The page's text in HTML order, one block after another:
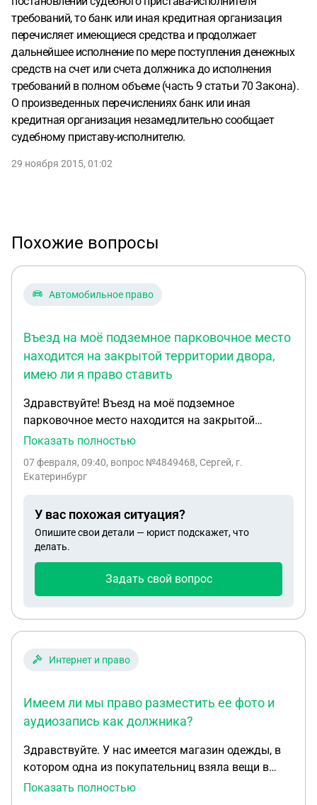
требований, то банк или иная кредитная организация
перечисляет имеющиеся средства и продолжает
дальнейшее исполнение по мере поступления денежных
средств на счет или счета должника до исполнения
требований в полном объеме (часть 9 статьи 70 Закона).
О произведенных перечислениях банк или иная
кредитная организация незамедлительно сообщает
судебному приставу-исполнителю.
29 ноября 2015, 01:02
Похожие вопросы
Автомобильное право
Въезд на моё подземное парковочное место
находится на закрытой территории двора,
имею ли я право ставить
Здравствуйте! Въезд на моё подземное
парковочное место находится на закрытой
территории двора, имею ли я право ставить свой
этой территории (двора), или рядом со въездом в
Показать полностью
07 февраля, 09:40, вопрос №4849468, Сергей, г.
Екатеринбург
У вас похожая ситуация?
Опишите свои детали — юрист подскажет, что
делать.
Задать свой вопрос
Интернет и право
Имеем ли мы право разместить ее фото и
аудиозапись как должника?
Здравствуйте. У нас имеется магазин одежды, в
котором одна из покупательниц взяла вещи в
долг на сумму 15.000 рублей. Уже более 7 месяец
Показать полностью